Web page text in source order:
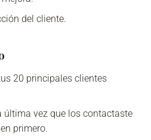
del cliente.
20 principales clientes
última vez que los contactaste
primero.